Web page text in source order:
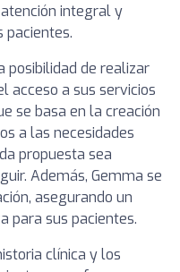
integral y
pacientes.
posibilidad de realizar
acceso a sus servicios
se basa en la creación
a las necesidades
propuesta sea
Además, Gemma se
asegurando un
para sus pacientes.
clínica y los